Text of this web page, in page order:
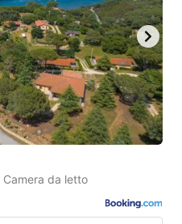
key
to
get
the
keyboard
shortcuts
changing
Camera da letto